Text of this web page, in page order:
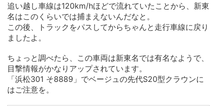
追い越し車線は120km/hほどで流れていたことから、新東
名はこのくらいでは捕まえないんだなと。
この後、トラックをパスしてからちゃんと走行車線に戻り
ましたよ。
ちょっと調べたら、この車両は新東名では有名なようで、
目撃情報がかなりアップされています。
「浜松301 そ8889」でベージュの先代S20型クラウンに
はご注意を。